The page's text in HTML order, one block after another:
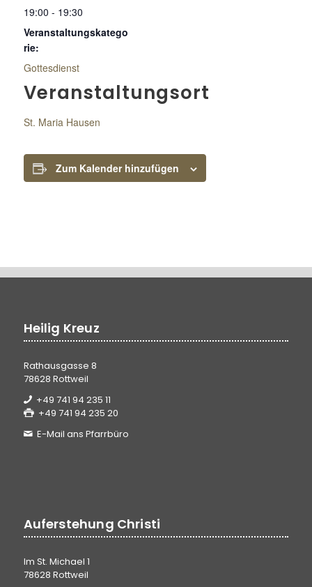
19:00 - 19:30
Veranstaltungskatego
rie:
Gottesdienst
Veranstaltungsort
St. Maria Hausen
Zum Kalender hinzufügen
Heilig Kreuz
Rathausgasse 8
78628 Rottweil
+49 741 94 235 11
+49 741 94 235 20
E-Mail ans Pfarrbüro
Auferstehung Christi
Im St. Michael 1
78628 Rottweil